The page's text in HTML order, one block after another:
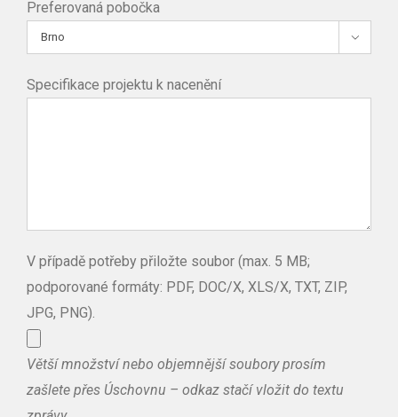
Preferovaná pobočka

Specifikace projektu k nacenění
V případě potřeby přiložte soubor (max. 5 MB;
podporované formáty: PDF, DOC/X, XLS/X, TXT, ZIP,
JPG, PNG).
Větší množství nebo objemnější soubory prosím
zašlete přes Úschovnu – odkaz stačí vložit do textu